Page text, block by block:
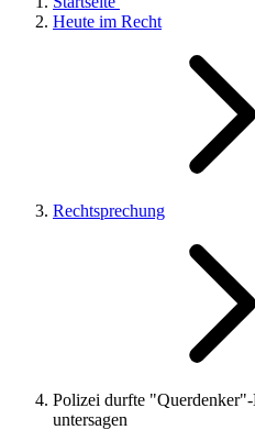
Heute im Recht
Rechtsprechung
Polizei durfte
untersagen